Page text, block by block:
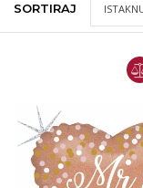
SORTIRAJ